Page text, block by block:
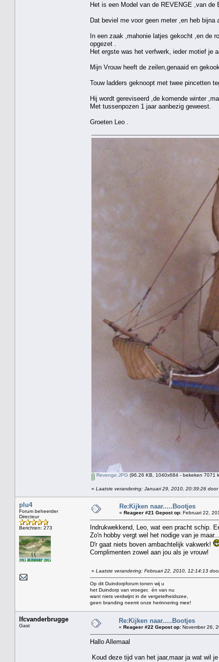
Het is een Model van de REVENGE ,van
Dat beviel me voor geen meter ,en heb
In een zaak ,mahonie latjes gekocht ,en de
opgezet .
Het ergste was het verfwerk, ieder motief je
Mijn Vrouw heeft de zeilen,genaaid en
Touw ladders geknoopt met twee pincetten
Hij wordt gereviseerd ,de komende winter
Met tussenpozen 1 jaar aanbezig geweest.
Groeten Leo .
Revenge.JPG (96.26 KB, 1040x684 - bekeken 7071
« Laatste verandering: Januari 29, 2010, 20:39:26
plu4
Forum beheerder
Directeur
Berichten: 273
Re:Kijken naar.....Bootjes
« Reageer #21 Gepost op: Februari 22,
Indrukwekkend, Leo, wat een pracht schip.
Zo'n hobby vergt wel het nodige van je
D'r gaat niets boven ambachtelijk vakwerk!
Complimenten zowel aan jou als je vrouw!
« Laatste verandering: Februari 22, 2010, 12:14:13
Op dit Duindorpforum tonen wij u
het Duindorp van vroeger, én van nu
want niets verdwijnt in de vergetelheidszee,
geen branding neemt onze herinnering mee!
lfcvanderbrugge
Gast
Re:Kijken naar.....Bootjes
« Reageer #22 Gepost op: November 26,
Hallo Allemaal
Koud deze tijd van het jaar,maar ja wat wil